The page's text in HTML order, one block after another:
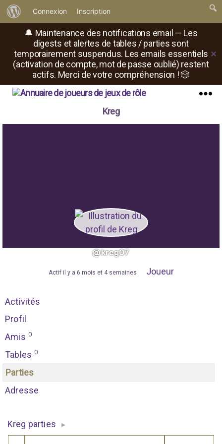
🔔 Maintenance des notifications email — Les
digests et alertes de tables / parties sont
temporairement suspendus. Les emails essentiels
(activation de compte, mot de passe oublié) restent
actifs. Merci de votre compréhension ! 🎲
✕
propos
de
WordPress
Connexion Inscription
où
Kreg
@kreg07
Actif il y a 6 mois et 4 semaines Joueur
Activités
Profil
Amis 0
Tables 0
Parties
Adresse
Kreg parties ▸